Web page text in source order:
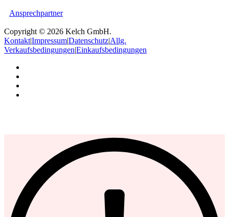
Ansprechpartner
Copyright © 2026 Kelch GmbH.
Kontakt|Impressum|Datenschutz|Allg.
Verkaufsbedingungen|Einkaufsbedingungen